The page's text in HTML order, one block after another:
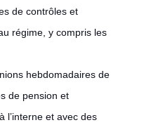
de contrôles et
régime, y compris les
hebdomadaires de
de pension et
l’interne et avec des